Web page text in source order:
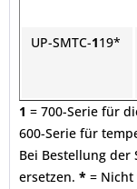
UP-SMTC-119*
1 = 700-Serie für
600-Serie für
Bei Bestellung der
ersetzen. * = Nicht